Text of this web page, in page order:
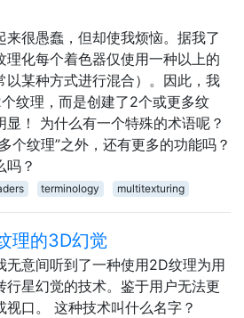
来很愚蠢，但却使我烦恼。据我了
理化每个着色器仅使用一种以上的
以某种方式进行混合）。因此，我
纹理，而是创建了2个或更多纹
显！ 为什么有一个特殊的术语呢？
个纹理”之外，还有更多的功能吗？
吗？
terminology multitexturing
理的3D幻觉
无意间听到了一种使用2D纹理为用
行星幻觉的技术。鉴于用户无法更
视口。 这种技术叫什么名字？